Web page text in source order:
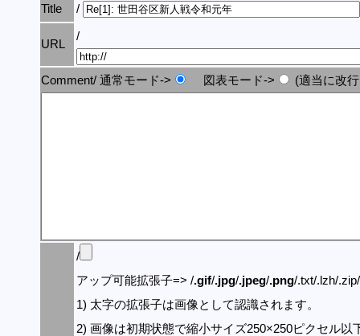
Title
/
URL
/
Comment/ 通常モード-> 図表モード-> (適当に改
/
アップ可能拡張子=> /.gif/.jpg/.jpeg/.png/.txt/.lzh/
1) 太字の拡張子は画像として認識されます。
2) 画像は初期状態で縮小サイズ250×250ピクセル以